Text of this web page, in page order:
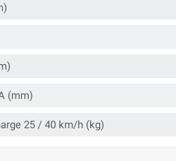
(mm)
25 / 40 km/h (kg)